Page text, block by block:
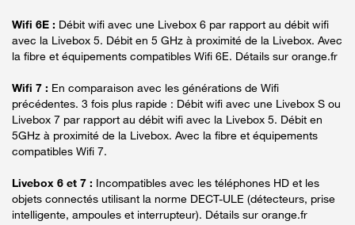
Wifi 6E : Débit wifi avec une Livebox 6 par rapport au débit wifi
avec la Livebox 5. Débit en 5 GHz à proximité de la Livebox. Avec
la fibre et équipements compatibles Wifi 6E. Détails sur orange.fr
Wifi 7 : En comparaison avec les générations de Wifi
précédentes. 3 fois plus rapide : Débit wifi avec une Livebox S ou
Livebox 7 par rapport au débit wifi avec la Livebox 5. Débit en
5GHz à proximité de la Livebox. Avec la fibre et équipements
compatibles Wifi 7.
Livebox 6 et 7 : Incompatibles avec les téléphones HD et les
objets connectés utilisant la norme DECT-ULE (détecteurs, prise
intelligente, ampoules et interrupteur). Détails sur orange.fr